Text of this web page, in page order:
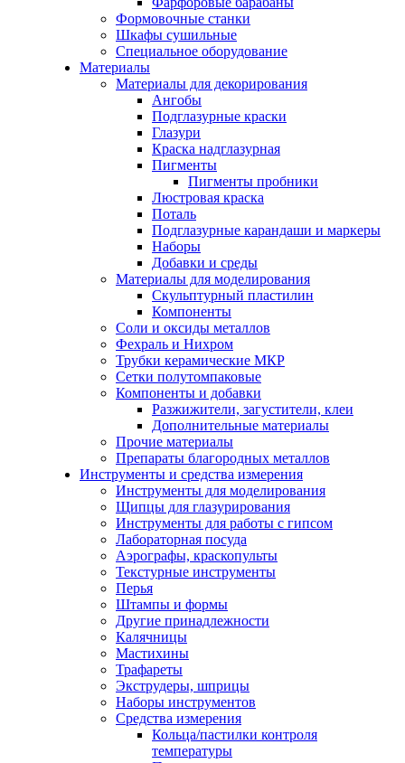
Формовочные станки
Шкафы сушильные
Специальное оборудование
Материалы
Материалы для декорирования
Ангобы
Подглазурные краски
Глазури
Краска надглазурная
Пигменты
Пигменты пробники
Люстровая краска
Поталь
Подглазурные карандаши и маркеры
Наборы
Добавки и среды
Материалы для моделирования
Скульптурный пластилин
Компоненты
Соли и оксиды металлов
Фехраль и Нихром
Трубки керамические МКР
Сетки полутомпаковые
Компоненты и добавки
Разжижители, загустители, клеи
Дополнительные материалы
Прочие материалы
Препараты благородных металлов
Инструменты и средства измерения
Инструменты для моделирования
Щипцы для глазурирования
Инструменты для работы с гипсом
Лабораторная посуда
Аэрографы, краскопульты
Текстурные инструменты
Перья
Штампы и формы
Другие принадлежности
Калячницы
Мастихины
Трафареты
Экструдеры, шприцы
Наборы инструментов
Средства измерения
Кольца/пастилки контроля
температуры